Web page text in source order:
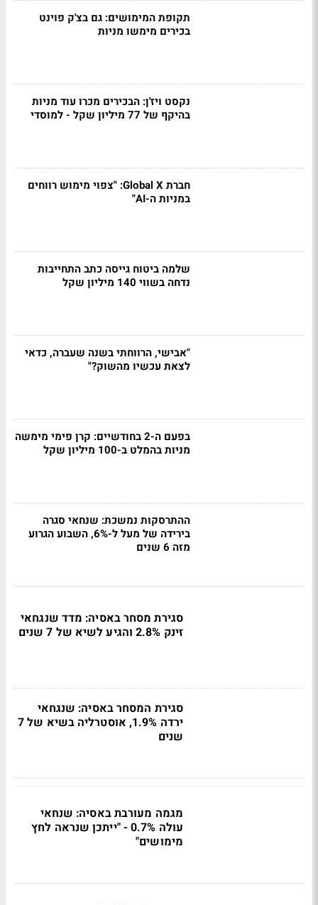
תקופת המימושים: גם בצ'ק פוינט
בכירים מימשו מניות
נקסט ויז'ן: הבכירים מכרו עוד מניות
בהיקף של 77 מיליון שקל - למוסדי
חברת Global X: "צפוי מימוש רווחים
במניות ה-AI"
שלמה ביטוח גייסה כתב התחייבות
נדחה בשווי 140 מיליון שקל
"אבישי, הרווחתי בשנה שעברה, כדאי
לצאת עכשיו מהשוק?"
בפעם ה-2 בחודשיים: קרן פימי מימשה
מניות בהמלט ב-100 מיליון שקל
ההתרסקות נמשכת: שנחאי סגרה
בירידה של מעל ל-6%, השבוע הגרוע
מזה 6 שנים
סגירת מסחר באסיה: מדד שנגחאי
זינק 2.8% והגיע לשיא של 7 שנים
סגירת המסחר באסיה: שנגחאי
ירדה 1.9%, אוסטרליה בשיא של 7
שנים
מגמה מעורבת באסיה: שנחאי
עולה 0.7% - "ייתכן שנראה לחץ
מימושים"